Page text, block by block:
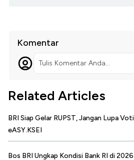
Komentar
Tulis Komentar Anda...
Related Articles
BRI Siap Gelar RUPST, Jangan Lupa
eASY.KSEI
Bos BRI Ungkap Kondisi Bank RI di